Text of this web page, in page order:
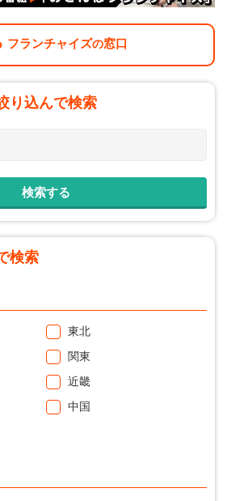
フランチャイズの窓口
り込んで検索
検索
東北
関東
近畿
中国